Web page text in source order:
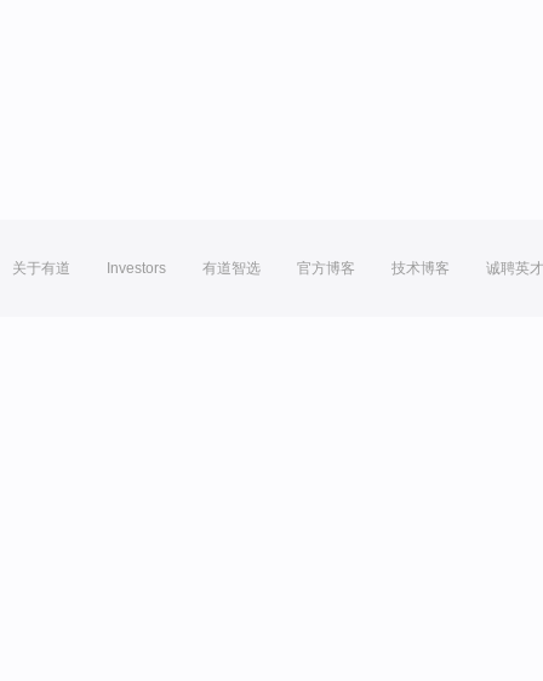
关于有道 Investors 有道智选 官方博客 技术博客 诚聘英才